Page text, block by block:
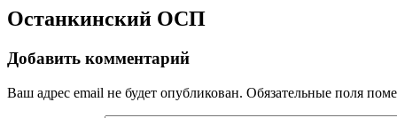
Останкинский ОСП
Добавить комментарий
Ваш адрес email не будет опубликован. Обязательные поля